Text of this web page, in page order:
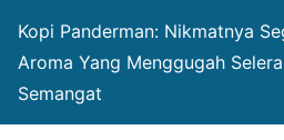
Kopi Panderman: Nikmatnya
Aroma Yang Menggugah
Semangat